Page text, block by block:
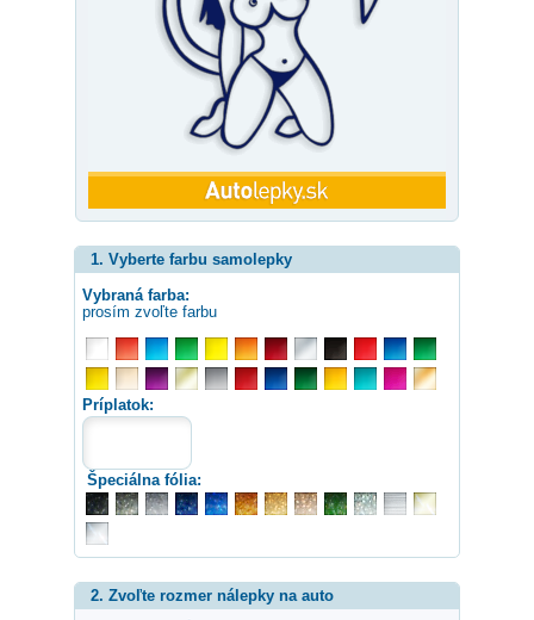
1. Vyberte farbu samolepky
Vybraná farba:
prosím zvoľte farbu
Príplatok:
Špeciálna fólia:
2. Zvoľte rozmer nálepky na auto